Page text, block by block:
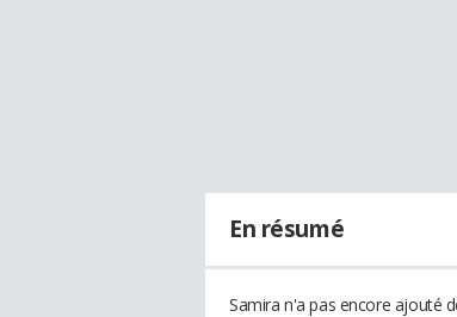
En résumé
Samira n'a pas encore ajouté